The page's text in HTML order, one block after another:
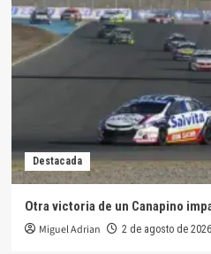
Destacada
Otra victoria de un Canapino
Miguel Adrian 2 de agosto de 2026